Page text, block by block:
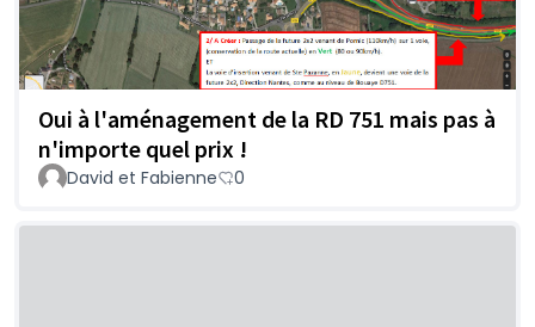
Oui à l'aménagement de la RD 751 mais pas à
n'importe quel prix !
David et Fabienne 0